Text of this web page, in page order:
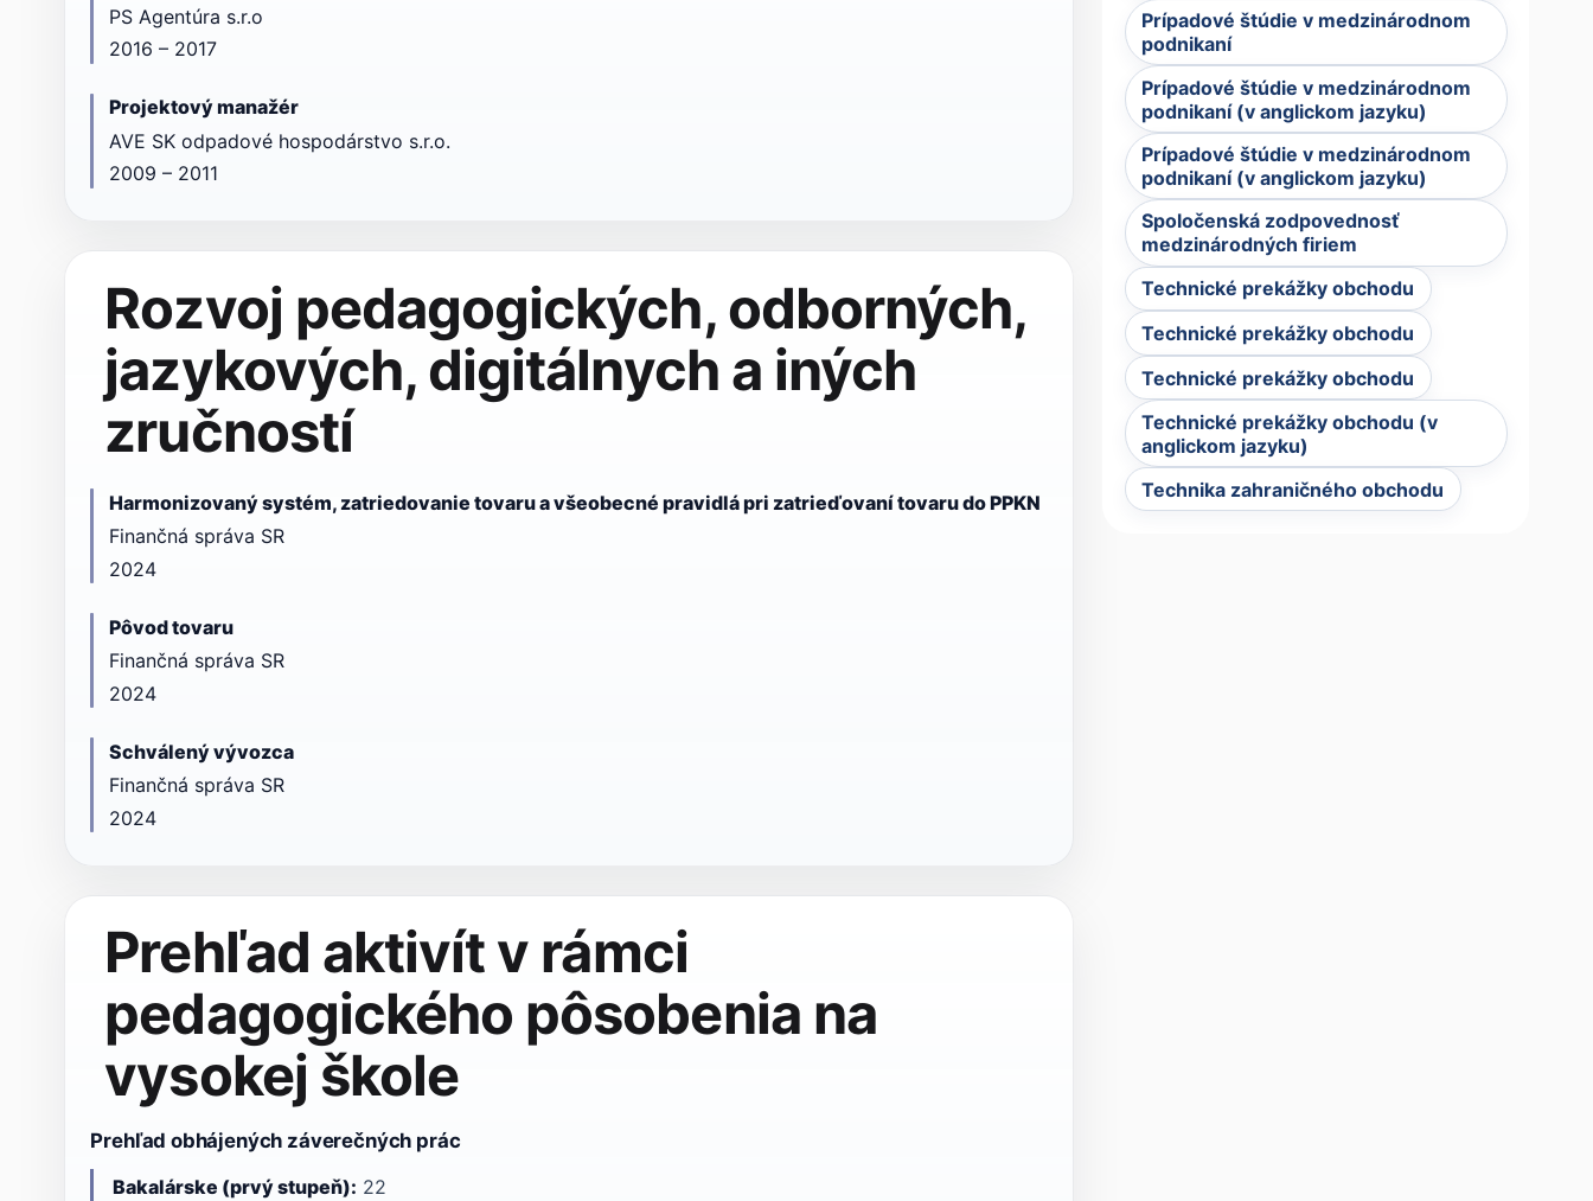
PS Agentúra s.r.o
2016 – 2017
Projektový manažér
AVE SK odpadové hospodárstvo s.r.o.
2009 – 2011
Rozvoj pedagogických, odborných,
jazykových, digitálnych a iných
zručností
Harmonizovaný systém, zatriedovanie tovaru a všeobecné pravidlá pri zatrieďovaní tovaru do PPKN
Finančná správa SR
2024
Pôvod tovaru
Finančná správa SR
2024
Schválený vývozca
Finančná správa SR
2024
Prehľad aktivít v rámci
pedagogického pôsobenia na
vysokej škole
Prehľad obhájených záverečných prác
Bakalárske (prvý stupeň): 22
Prípadové štúdie v medzinárodnom
podnikaní
Prípadové štúdie v medzinárodnom
podnikaní (v anglickom jazyku)
Prípadové štúdie v medzinárodnom
podnikaní (v anglickom jazyku)
Spoločenská zodpovednosť
medzinárodných firiem
Technické prekážky obchodu
Technické prekážky obchodu
Technické prekážky obchodu
Technické prekážky obchodu (v
anglickom jazyku)
Technika zahraničného obchodu